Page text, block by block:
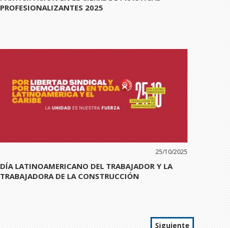
PROFESIONALIZANTES 2025
25/10/2025
DÍA LATINOAMERICANO DEL TRABAJADOR Y LA
TRABAJADORA DE LA CONSTRUCCIÓN
Siguiente